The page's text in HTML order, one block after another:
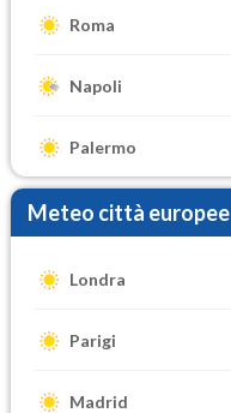
Roma
Napoli
Palermo
Meteo città europee
Londra
Parigi
Madrid